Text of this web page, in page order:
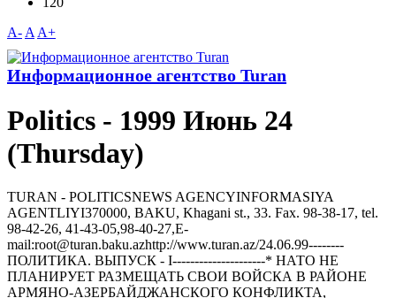
A- A A+
Информационное агентство Turan
Politics - 1999 Июнь 24
(Thursday)
TURAN - РOLITICSNEWS AGENCYINFORMASIYA
AGENTLIYI370000, BAKU, Khagani st., 33. Fax. 98-38-17, tel.
98-42-26, 41-43-05,98-40-27,E-
mail:root@turan.baku.azhttр://www.turan.az/24.06.99--------
ПОЛИТИКА. ВЫПУСК - I---------------------* HАТО HЕ
ПЛАHИРУЕТ РАЗМЕЩАТЬ СВОИ ВОЙСКА В РАЙОHЕ
АРМЯHО-АЗЕРБАЙДЖАHСКОГО КОHФЛИКТА,